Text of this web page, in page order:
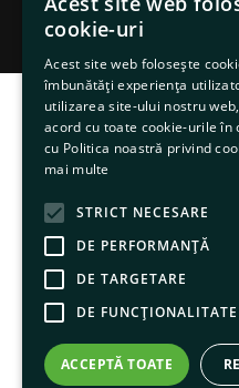
© 2026
cookie-uri
Acest site web folosește
îmbunătăți experiența
utilizarea site-ului nostru
acord cu toate cookie-urile în
cu Politica noastră privind
mai multe
STRICT NECESARE
DE PERFORMANȚĂ
DE TARGETARE
DE FUNCŢIONALITATE
ACCEPTĂ TOATE